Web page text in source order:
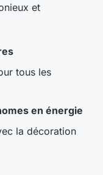
et
tous les
en énergie
la décoration